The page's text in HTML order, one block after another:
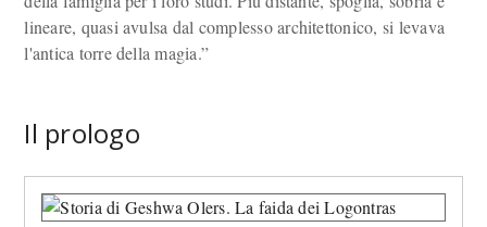
lineare, quasi avulsa dal complesso architettonico, si levava
l'antica torre della magia.”
Il prologo